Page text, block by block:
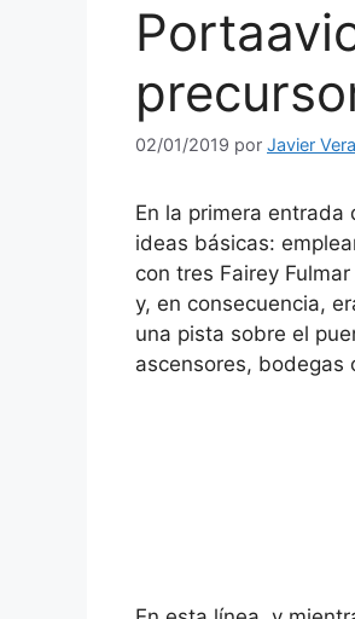
02/01/2019 por Javier
En la primera
ideas básicas:
con tres Fairey
y, en consecuencia,
una pista sobre el
ascensores, bodegas